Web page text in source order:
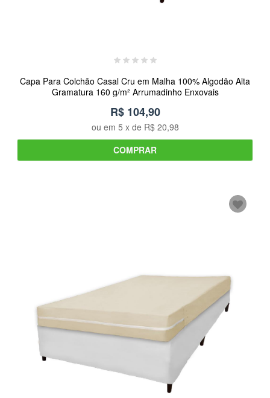
Capa Para Colchão Casal Cru em Malha 100% Algodão Alta
Gramatura 160 g/m² Arrumadinho Enxovais
R$ 104,90
ou em 5 x de R$ 20,98
COMPRAR